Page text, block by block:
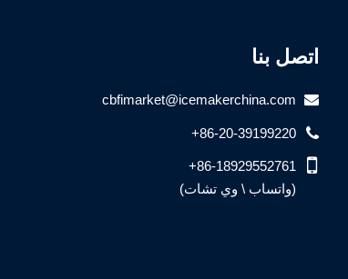
اتصل بنا
cbfimarket@icemakerchina.com
+86-20-39199220
+86-18929552761
(واتساب \ وي تشات)